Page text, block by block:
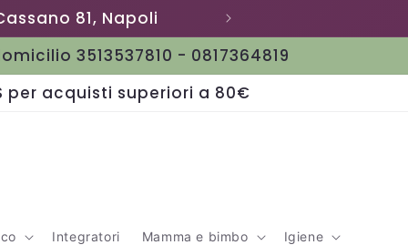
81, Napoli
3513537810 - 0817364819
per acquisti superiori a 80€
Integratori Mamma e bimbo Igiene